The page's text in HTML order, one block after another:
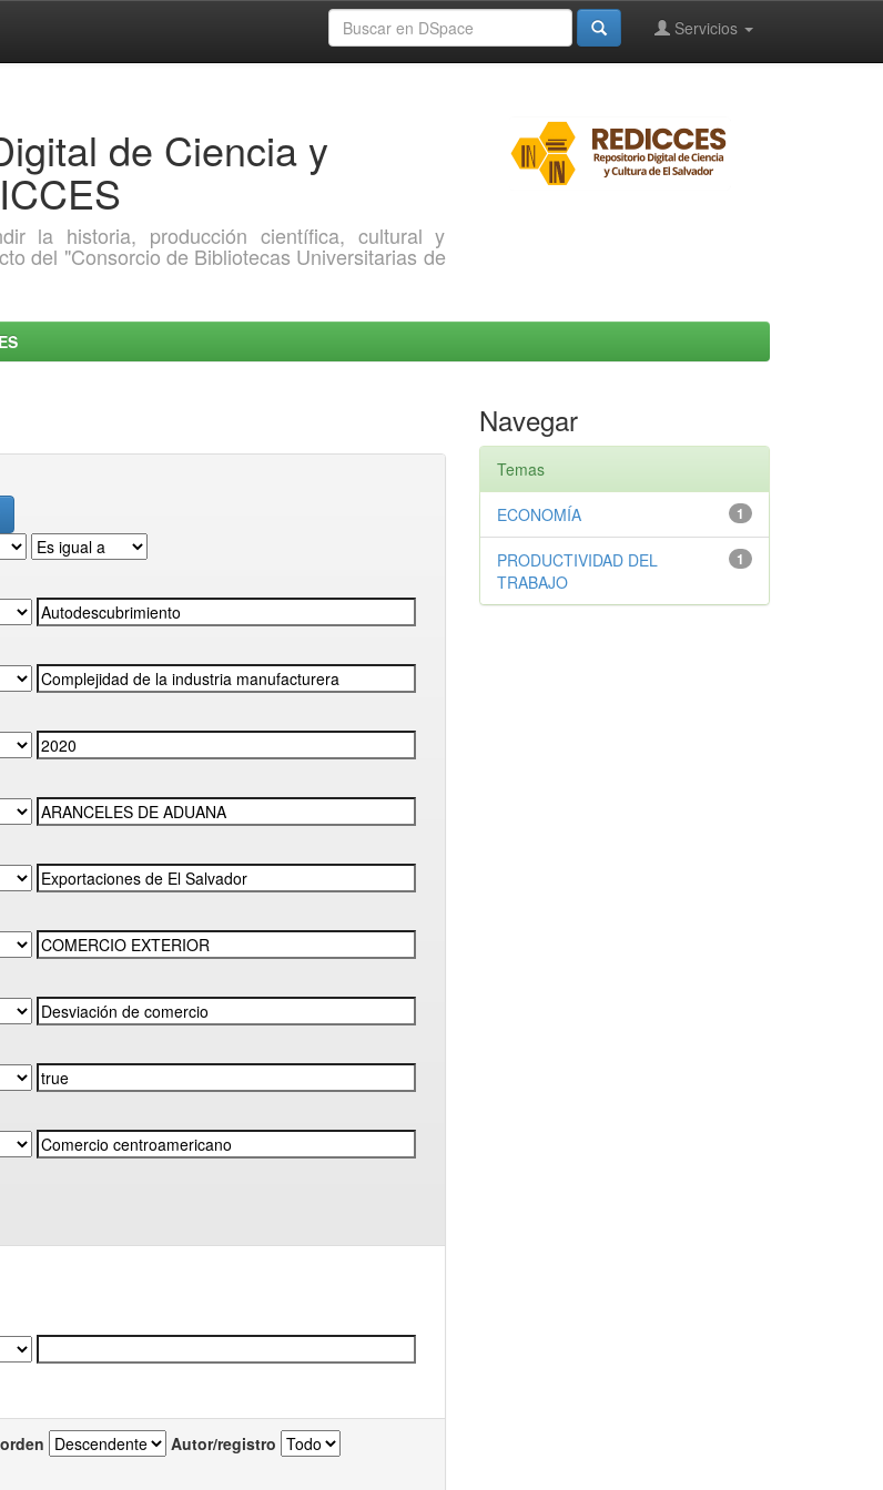
Servicios
de Ciencia y
la historia, producción científica, cultural y
del "Consorcio de Bibliotecas Universitarias de
Autor/registro
Navegar
Temas
1
ECONOMÍA
1
PRODUCTIVIDAD DEL
TRABAJO